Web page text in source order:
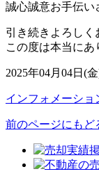
誠心誠意お手伝い
引き続きよろしく
この度は本当にあ
2025年04月04日(
インフォメーショ
前のページにもど